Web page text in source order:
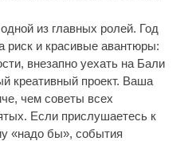
из главных ролей. Год
риск и красивые авантюры:
внезапно уехать на Бали
креативный проект. Ваша
чем советы всех
Если прислушаетесь к
«надо бы», события